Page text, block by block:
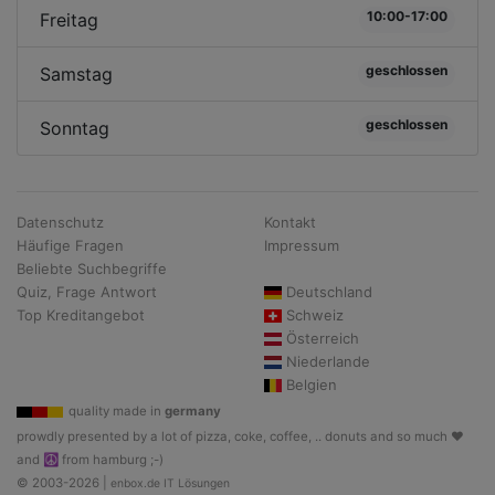
Freitag 10:00-17:00
Samstag geschlossen
Sonntag geschlossen
Datenschutz
Häufige Fragen
Beliebte Suchbegriffe
Quiz, Frage Antwort
Top Kreditangebot
Kontakt
Impressum
Deutschland
Schweiz
Österreich
Niederlande
Belgien
quality made in germany
prowdly presented by a lot of pizza, coke, coffee, .. donuts and so much ♥
and ☮ from hamburg ;-)
© 2003-2026 | enbox.de IT Lösungen